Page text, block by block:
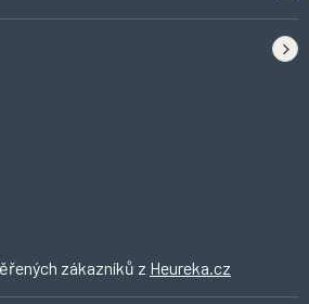
zákazníků z Heureka.cz